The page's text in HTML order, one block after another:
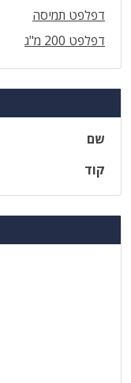
דפלפט תמיסה
דפלפט 200 מ"ג
שם
קוד